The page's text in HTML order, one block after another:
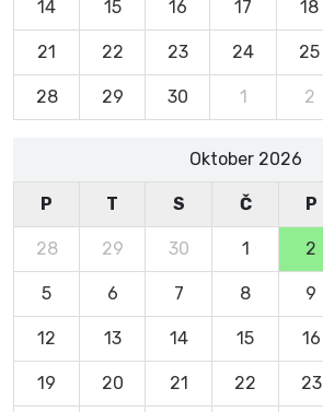
14 15 16 17 18
21 22 23 24 25
28 29 30 1 2
Oktober 2026
P T S Č P
28 29 30 1 2
5 6 7 8 9
12 13 14 15 16
19 20 21 22 23